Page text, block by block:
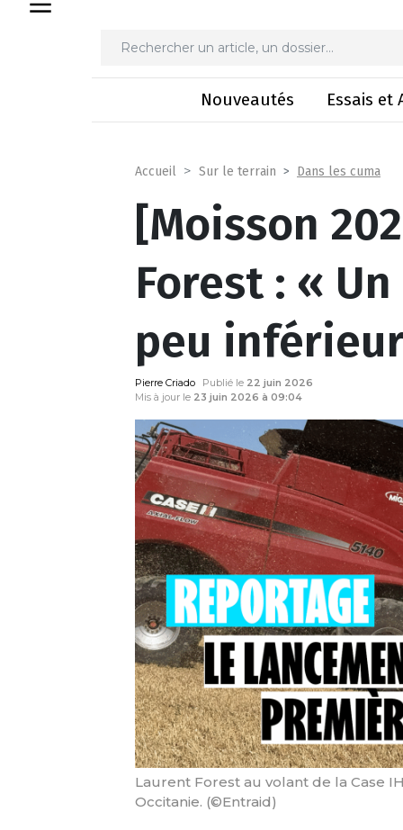
Nouveautés Essais et
Accueil Sur le terrain Dans les cuma
[Moisson
Forest : «
peu
Pierre Criado Publié le 22 juin 2026
Mis à jour le 23 juin 2026 à 09:04
Laurent Forest au volant de la Case
Occitanie. (©Entraid)